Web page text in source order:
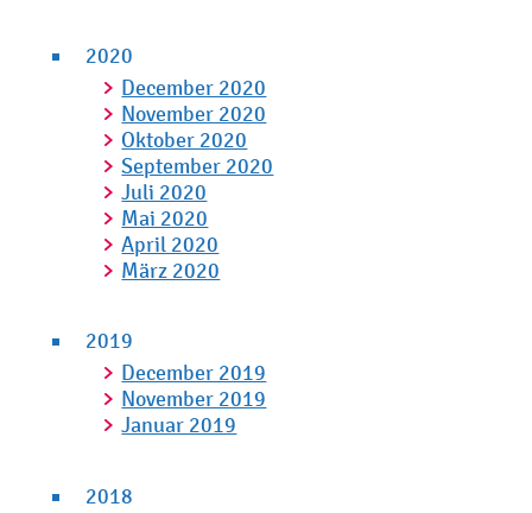
2020
December 2020
November 2020
Oktober 2020
September 2020
Juli 2020
Mai 2020
April 2020
März 2020
2019
December 2019
November 2019
Januar 2019
2018